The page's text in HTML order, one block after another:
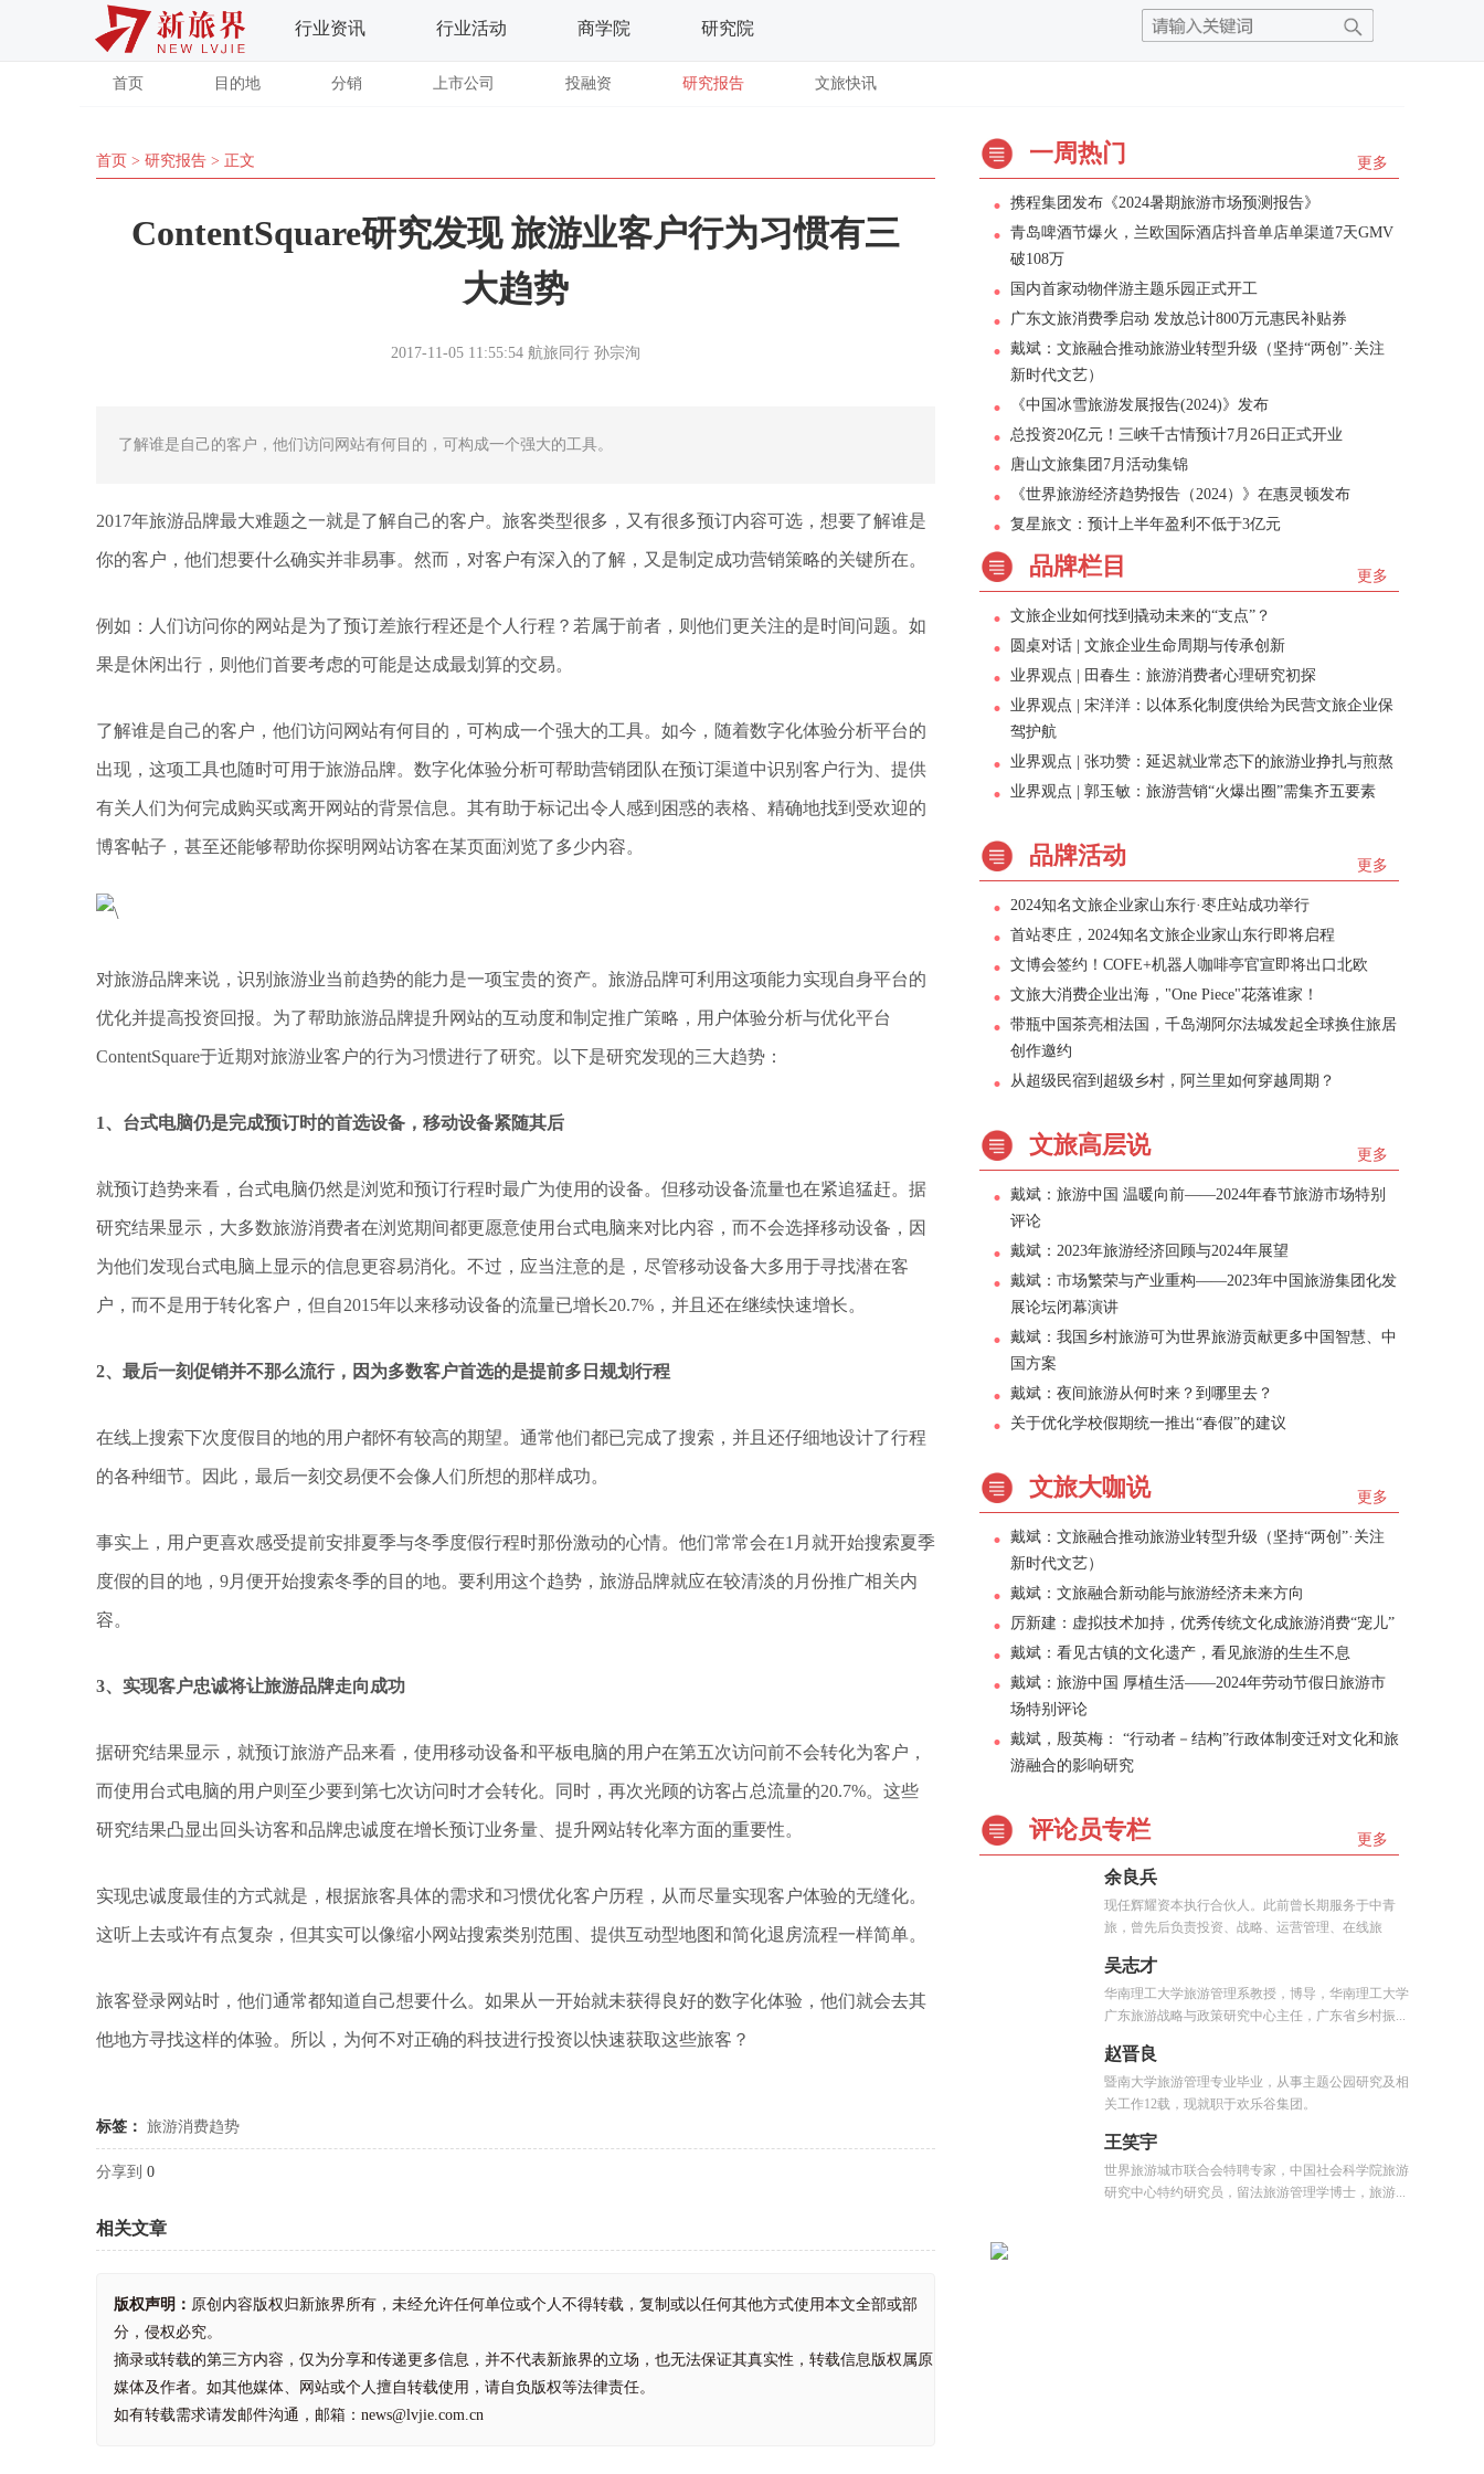
行业资讯 行业活动 商学院 研究院
首页 目的地 分销 上市公司 投融资 研究报告 文旅快讯
首页 > 研究报告 > 正文
ContentSquare研究发现 旅游业客户行为习惯有三
大趋势
2017-11-05 11:55:54 航旅同行 孙宗洵
了解谁是自己的客户，他们访问网站有何目的，可构成一个强大的工具。
2017年旅游品牌最大难题之一就是了解自己的客户。旅客类型很多，又有很多预订内容可选，想要了解谁是
你的客户，他们想要什么确实并非易事。然而，对客户有深入的了解，又是制定成功营销策略的关键所在。
例如：人们访问你的网站是为了预订差旅行程还是个人行程？若属于前者，则他们更关注的是时间问题。如
果是休闲出行，则他们首要考虑的可能是达成最划算的交易。
了解谁是自己的客户，他们访问网站有何目的，可构成一个强大的工具。如今，随着数字化体验分析平台的
出现，这项工具也随时可用于旅游品牌。数字化体验分析可帮助营销团队在预订渠道中识别客户行为、提供
有关人们为何完成购买或离开网站的背景信息。其有助于标记出令人感到困惑的表格、精确地找到受欢迎的
博客帖子，甚至还能够帮助你探明网站访客在某页面浏览了多少内容。
对旅游品牌来说，识别旅游业当前趋势的能力是一项宝贵的资产。旅游品牌可利用这项能力实现自身平台的
优化并提高投资回报。为了帮助旅游品牌提升网站的互动度和制定推广策略，用户体验分析与优化平台
ContentSquare于近期对旅游业客户的行为习惯进行了研究。以下是研究发现的三大趋势：
1、台式电脑仍是完成预订时的首选设备，移动设备紧随其后
就预订趋势来看，台式电脑仍然是浏览和预订行程时最广为使用的设备。但移动设备流量也在紧追猛赶。据
研究结果显示，大多数旅游消费者在浏览期间都更愿意使用台式电脑来对比内容，而不会选择移动设备，因
为他们发现台式电脑上显示的信息更容易消化。不过，应当注意的是，尽管移动设备大多用于寻找潜在客
户，而不是用于转化客户，但自2015年以来移动设备的流量已增长20.7%，并且还在继续快速增长。
2、最后一刻促销并不那么流行，因为多数客户首选的是提前多日规划行程
在线上搜索下次度假目的地的用户都怀有较高的期望。通常他们都已完成了搜索，并且还仔细地设计了行程
的各种细节。因此，最后一刻交易便不会像人们所想的那样成功。
事实上，用户更喜欢感受提前安排夏季与冬季度假行程时那份激动的心情。他们常常会在1月就开始搜索夏季
度假的目的地，9月便开始搜索冬季的目的地。要利用这个趋势，旅游品牌就应在较清淡的月份推广相关内
容。
3、实现客户忠诚将让旅游品牌走向成功
据研究结果显示，就预订旅游产品来看，使用移动设备和平板电脑的用户在第五次访问前不会转化为客户，
而使用台式电脑的用户则至少要到第七次访问时才会转化。同时，再次光顾的访客占总流量的20.7%。这些
研究结果凸显出回头访客和品牌忠诚度在增长预订业务量、提升网站转化率方面的重要性。
实现忠诚度最佳的方式就是，根据旅客具体的需求和习惯优化客户历程，从而尽量实现客户体验的无缝化。
这听上去或许有点复杂，但其实可以像缩小网站搜索类别范围、提供互动型地图和简化退房流程一样简单。
旅客登录网站时，他们通常都知道自己想要什么。如果从一开始就未获得良好的数字化体验，他们就会去其
他地方寻找这样的体验。所以，为何不对正确的科技进行投资以快速获取这些旅客？
标签： 旅游消费趋势
分享到 0
相关文章
版权声明： 原创内容版权归新旅界所有，未经允许任何单位或个人不得转载，复制或以任何其他方式使用本文全部或部
分，侵权必究。
摘录或转载的第三方内容，仅为分享和传递更多信息，并不代表新旅界的立场，也无法保证其真实性，转载信息版权属原
媒体及作者。如其他媒体、网站或个人擅自转载使用，请自负版权等法律责任。
如有转载需求请发邮件沟通，邮箱：news@lvjie.com.cn
更多
一周热门
携程集团发布《2024暑期旅游市场预测报告》
青岛啤酒节爆火，兰欧国际酒店抖音单店单渠道7天GMV
破108万
国内首家动物伴游主题乐园正式开工
广东文旅消费季启动 发放总计800万元惠民补贴券
戴斌：文旅融合推动旅游业转型升级（坚持“两创”·关注
新时代文艺）
《中国冰雪旅游发展报告(2024)》发布
总投资20亿元！三峡千古情预计7月26日正式开业
唐山文旅集团7月活动集锦
《世界旅游经济趋势报告（2024）》在惠灵顿发布
复星旅文：预计上半年盈利不低于3亿元
更多
品牌栏目
文旅企业如何找到撬动未来的“支点”？
圆桌对话 | 文旅企业生命周期与传承创新
业界观点 | 田春生：旅游消费者心理研究初探
业界观点 | 宋洋洋：以体系化制度供给为民营文旅企业保
驾护航
业界观点 | 张功赞：延迟就业常态下的旅游业挣扎与煎熬
业界观点 | 郭玉敏：旅游营销“火爆出圈”需集齐五要素
更多
品牌活动
2024知名文旅企业家山东行·枣庄站成功举行
首站枣庄，2024知名文旅企业家山东行即将启程
文博会签约！COFE+机器人咖啡亭官宣即将出口北欧
文旅大消费企业出海，"One Piece"花落谁家！
带瓶中国茶亮相法国，千岛湖阿尔法城发起全球换住旅居
创作邀约
从超级民宿到超级乡村，阿兰里如何穿越周期？
更多
文旅高层说
戴斌：旅游中国 温暖向前——2024年春节旅游市场特别
评论
戴斌：2023年旅游经济回顾与2024年展望
戴斌：市场繁荣与产业重构——2023年中国旅游集团化发
展论坛闭幕演讲
戴斌：我国乡村旅游可为世界旅游贡献更多中国智慧、中
国方案
戴斌：夜间旅游从何时来？到哪里去？
关于优化学校假期统一推出“春假”的建议
更多
文旅大咖说
戴斌：文旅融合推动旅游业转型升级（坚持“两创”·关注
新时代文艺）
戴斌：文旅融合新动能与旅游经济未来方向
厉新建：虚拟技术加持，优秀传统文化成旅游消费“宠儿”
戴斌：看见古镇的文化遗产，看见旅游的生生不息
戴斌：旅游中国 厚植生活——2024年劳动节假日旅游市
场特别评论
戴斌，殷英梅： “行动者－结构”行政体制变迁对文化和旅
游融合的影响研究
更多
评论员专栏
余良兵
现任辉耀资本执行合伙人。此前曾长期服务于中青
旅，曾先后负责投资、战略、运营管理、在线旅
吴志才
华南理工大学旅游管理系教授，博导，华南理工大学
广东旅游战略与政策研究中心主任，广东省乡村振...
赵晋良
暨南大学旅游管理专业毕业，从事主题公园研究及相
关工作12载，现就职于欢乐谷集团。
王笑宇
世界旅游城市联合会特聘专家，中国社会科学院旅游
研究中心特约研究员，留法旅游管理学博士，旅游...